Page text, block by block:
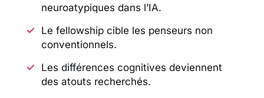
neuroatypiques dans l’IA.
Le fellowship cible les penseurs non
conventionnels.
Les différences cognitives deviennent
des atouts recherchés.